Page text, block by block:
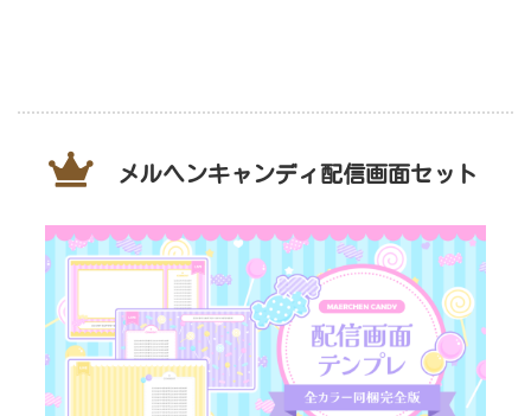
メルヘンキャンディ配信画面セット